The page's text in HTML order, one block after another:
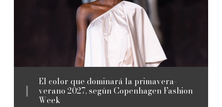
El color que dominará la primavera-
verano 2027, según Copenhagen Fashion
Week